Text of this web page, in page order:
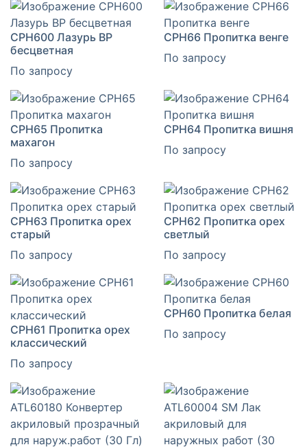
CPH600 Лазурь ВР
бесцветная
По запросу
CPH66 Пропитка венге
По запросу
CPH65 Пропитка
махагон
По запросу
CPH64 Пропитка вишня
По запросу
CPH63 Пропитка орех
старый
По запросу
CPH62 Пропитка орех
светлый
По запросу
CPH61 Пропитка орех
классический
По запросу
CPH60 Пропитка белая
По запросу